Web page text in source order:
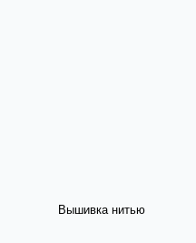
Вышивка нитью